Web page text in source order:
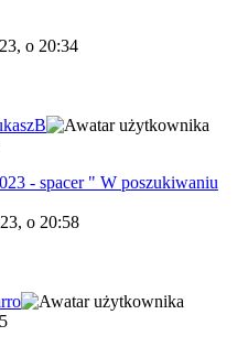
o 20:34
- spacer " W poszukiwaniu
o 20:58